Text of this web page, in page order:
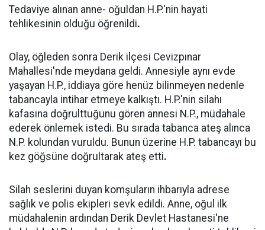
Tedaviye alınan anne- oğuldan H.P.'nin hayati
tehlikesinin olduğu öğrenildi.
Olay, öğleden sonra Derik ilçesi Cevizpınar
Mahallesi'nde meydana geldi. Annesiyle aynı evde
yaşayan H.P., iddiaya göre henüz bilinmeyen nedenle
tabancayla intihar etmeye kalkıştı. H.P.'nin silahı
kafasına doğrulttuğunu gören annesi N.P., müdahale
ederek önlemek istedi. Bu sırada tabanca ateş alınca
N.P. kolundan vuruldu. Bunun üzerine H.P. tabancayı bu
kez göğsüne doğrultarak ateş etti.
Silah seslerini duyan komşuların ihbarıyla adrese
sağlık ve polis ekipleri sevk edildi. Anne, oğul ilk
müdahalenin ardından Derik Devlet Hastanesi'ne